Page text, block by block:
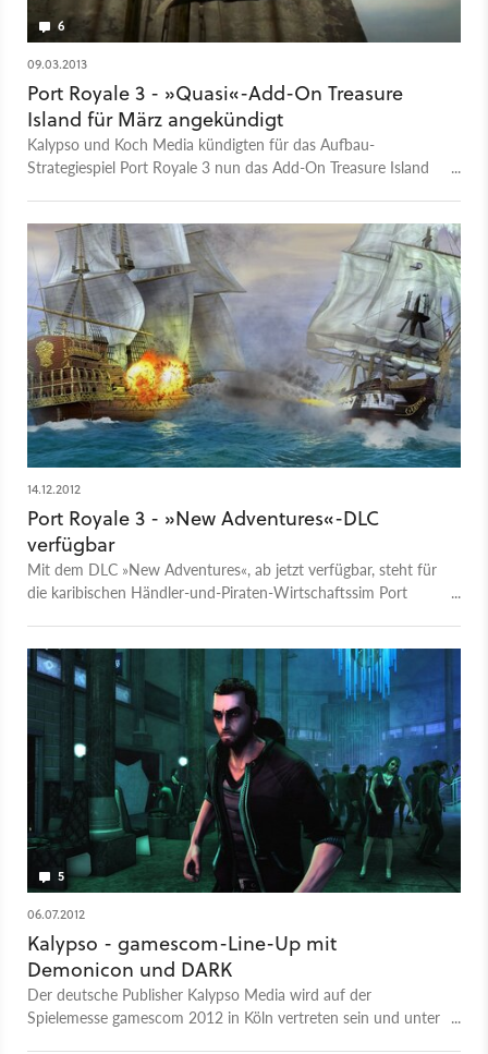
6
09.03.2013
Port Royale 3 - »Quasi«-Add-On Treasure
Island für März angekündigt
Kalypso und Koch Media kündigten für das Aufbau-
Strategiespiel Port Royale 3 nun das Add-On Treasure Island
14.12.2012
Port Royale 3 - »New Adventures«-DLC
verfügbar
Mit dem DLC »New Adventures«, ab jetzt verfügbar, steht für
die karibischen Händler-und-Piraten-Wirtschaftssim Port
5
06.07.2012
Kalypso - gamescom-Line-Up mit
Demonicon und DARK
Der deutsche Publisher Kalypso Media wird auf der
Spielemesse gamescom 2012 in Köln vertreten sein und unter